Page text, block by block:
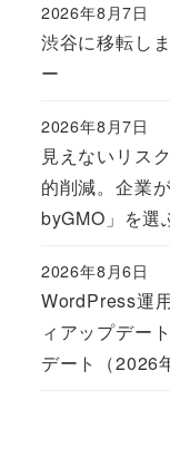
渋谷に移転し
ー
Published
2026年8月7日
見えないリス
的削減。企業
byGMO」を選
Published
2026年8月7日
WordPress運
ィアップデー
デート（2026
Published
2026年8月6日